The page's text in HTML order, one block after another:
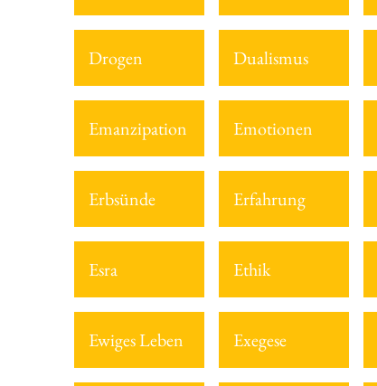
Drogen Dualismus
Emanzipation Emotionen
Erbsünde Erfahrung
Esra Ethik
Ewiges Leben Exegese